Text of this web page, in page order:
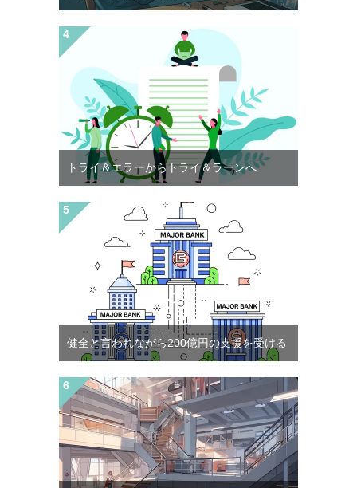
トライ＆エラーからトライ＆ラーンへ
健全と言われながら200億円の支援を受ける